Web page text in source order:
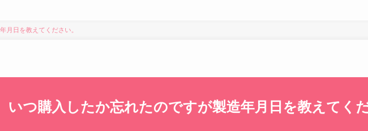
月日を教えてください。
いつ購入したか忘れたのですが製造年月日を教えてくだ